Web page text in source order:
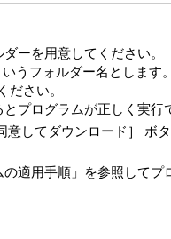
ーを用意してください。
うフォルダー名とします。
さい。
プログラムが正しく実行
意してダウンロード］
適用手順」を参照してプ